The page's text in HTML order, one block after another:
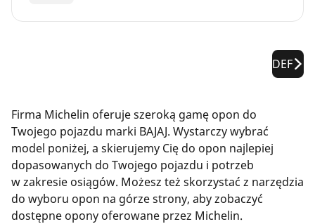
DEF
Firma Michelin oferuje szeroką gamę opon do
Twojego pojazdu marki BAJAJ. Wystarczy wybrać
model poniżej, a skierujemy Cię do opon najlepiej
dopasowanych do Twojego pojazdu i potrzeb
w zakresie osiągów. Możesz też skorzystać z narzędzia
do wyboru opon na górze strony, aby zobaczyć
dostępne opony oferowane przez Michelin.